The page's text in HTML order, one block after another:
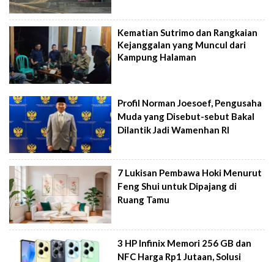
Kematian Sutrimo dan Rangkaian
Kejanggalan yang Muncul dari
Kampung Halaman
Profil Norman Joesoef, Pengusaha
Muda yang Disebut-sebut Bakal
Dilantik Jadi Wamenhan RI
7 Lukisan Pembawa Hoki Menurut
Feng Shui untuk Dipajang di
Ruang Tamu
3 HP Infinix Memori 256 GB dan
NFC Harga Rp1 Jutaan, Solusi